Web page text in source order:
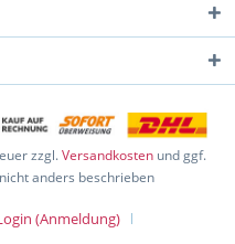
zzgl.Versandkosten und ggf.
anders beschrieben
(Anmeldung)